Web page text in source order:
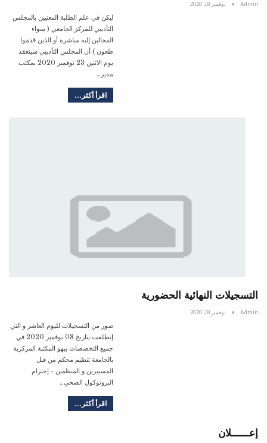
Admin نوفمبر 18, 2020
ليكن في علم الطلبة المعنيين بالمجلس
التأديبي للمركز الجامعي ( سواء
المحالين إليه مباشرة أو الذين قدموا
طعون ) أن المجلس التأديبي سينعقد
يوم الاثنين 23 نوفمبر 2020 بمكتب
مدير…
اقرأ أكثر...
التسجيلات النهائية الحضورية
Admin نوفمبر 18, 2020
صور من التسجيلات لليوم العاشر و التي
إنطلقت بتاريخ 08 نوفمبر 2020 في
جميع التخصصات ببهو المكتبة المركزية
بالجامعة تنظيم محكم من قبل
المسييرين و المنظمين - إحترام
البروتوكول الصحي…
اقرأ أكثر...
إعــــــلان